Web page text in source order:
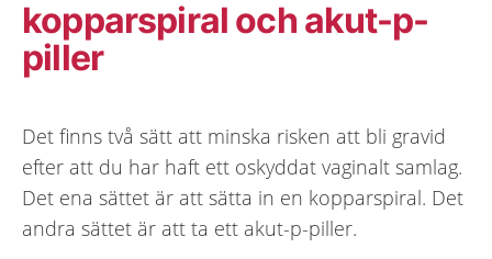
kopparspiral och akut-p-
piller
Det finns två sätt att minska risken att bli gravid
efter att du har haft ett oskyddat vaginalt samlag.
Det ena sättet är att sätta in en kopparspiral. Det
andra sättet är att ta ett akut-p-piller.